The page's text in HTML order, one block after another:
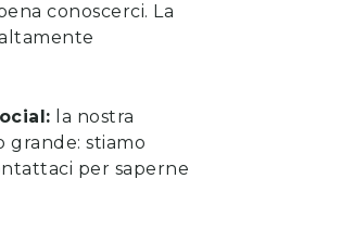
conoscerci. La
la nostra
stiamo
per saperne